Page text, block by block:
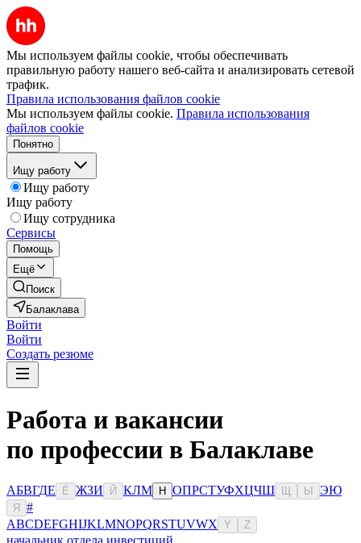
Мы используем файлы cookie, чтобы обеспечивать
правильную работу нашего веб-сайта и анализировать сетевой
трафик.
Правила использования файлов cookie
Мы используем файлы cookie. Правила использования
файлов cookie
Понятно
Ищу работу
Ищу работу
Ищу работу
Ищу сотрудника
Сервисы
Помощь
Ещё
Поиск
Балаклава
Войти
Войти
Создать резюме
Работа и вакансии
по профессии в Балаклаве
АБВГДЕ Ё ЖЗИ Й КЛМ Н ОПРСТУФХЦЧШ Ы ЭЮ
Я
#
ABCDEFGHIJKLMNOPQRSTUVWX Y Z
начальник отдела инвестиций